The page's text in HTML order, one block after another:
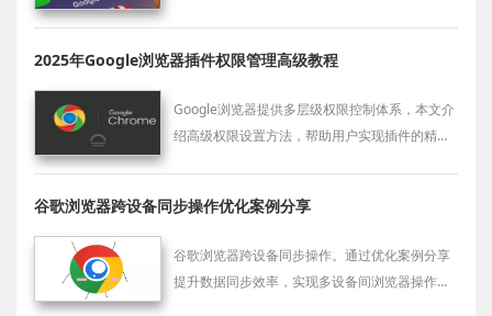
2025年Google浏览器插件权限管理高级教程
Google浏览器提供多层级权限控制体系，本文介
绍高级权限设置方法，帮助用户实现插件的精细
谷歌浏览器跨设备同步操作优化案例分享
谷歌浏览器跨设备同步操作。通过优化案例分享
提升数据同步效率，实现多设备间浏览器操作高